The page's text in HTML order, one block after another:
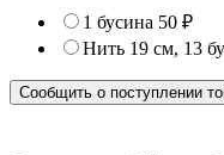
1 бусина 50 ₽
Нить 19 см, 13
Сообщить о поступлении